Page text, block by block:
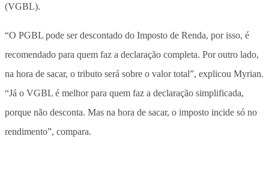
(VGBL).
“O PGBL pode ser descontado do Imposto de Renda, por isso, é
recomendado para quem faz a declaração completa. Por outro lado,
na hora de sacar, o tributo será sobre o valor total”, explicou Myrian.
“Já o VGBL é melhor para quem faz a declaração simplificada,
porque não desconta. Mas na hora de sacar, o imposto incide só no
rendimento”, compara.